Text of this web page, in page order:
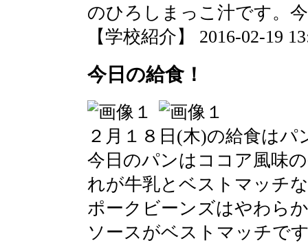
のひろしまっこ汁です。
【学校紹介】 2016-02-19
今日の給食！
２月１８日(木)の給食はパ
今日のパンはココア風味
れが牛乳とベストマッチ
ポークビーンズはやわら
ソースがベストマッチで